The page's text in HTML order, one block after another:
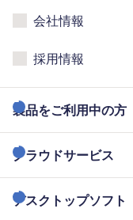
会社情報
採用情報
製品をご利用中の方
クラウドサービス
デスクトップソフト